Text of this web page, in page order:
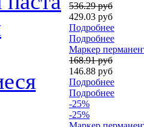
536.29 руб
429.03 руб
Подробнее
Подробнее
Маркер
168.91 руб
146.88 руб
Подробнее
Подробнее
-25%
-25%